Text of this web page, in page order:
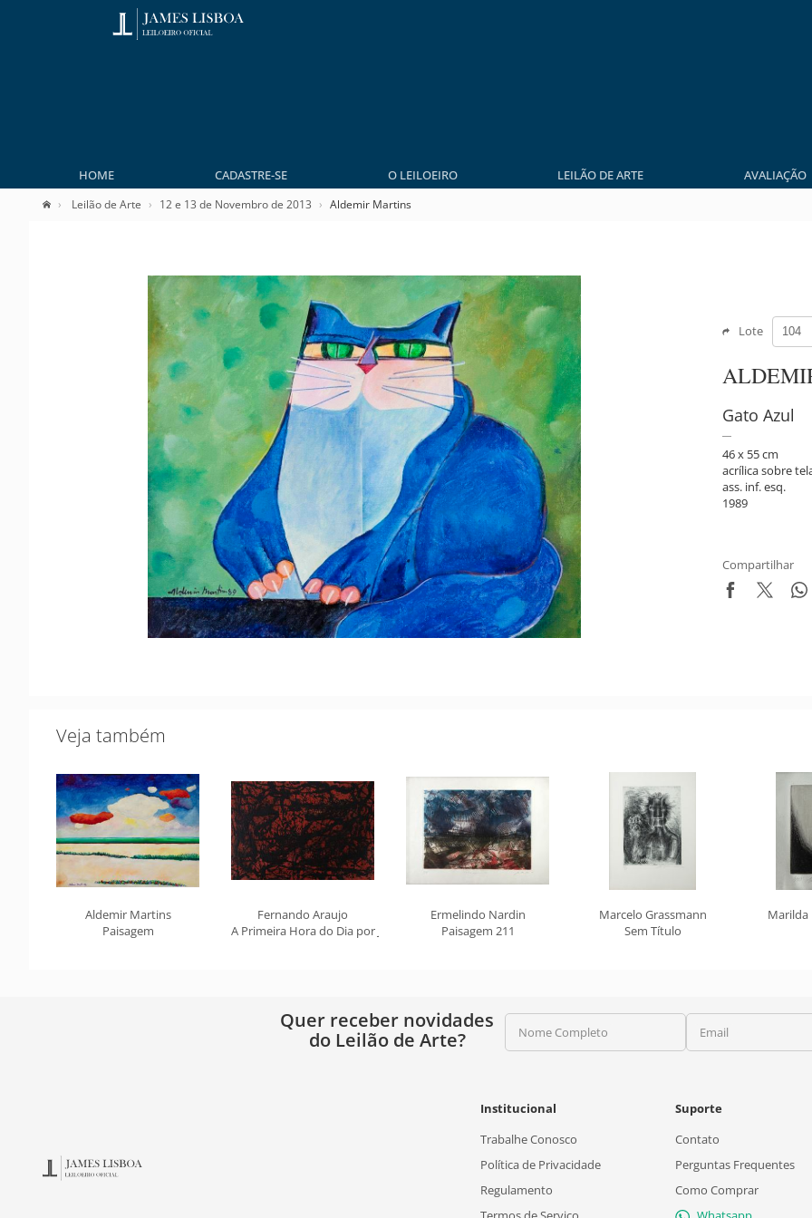
HOME CADASTRE-SE O LEILOEIRO LEILÃO DE ARTE AVALIAÇÃO
Leilão de Arte 12 e 13 de Novembro de 2013 Aldemir Martins
Lote
Gato Azul
46 x 55 cm
acrílica sobre
ass. inf. esq.
1989
Compartilhar
Veja também
Aldemir Martins
Paisagem
Fernando Araujo
A Primeira Hora do Dia por Jacob
Ermelindo Nardin
Paisagem 211
Marcelo Grassmann
Sem Título
Marilda
Quer receber novidades
do Leilão de Arte?
Nome Completo Email
Institucional
Trabalhe Conosco
Política de Privacidade
Regulamento
Suporte
Contato
Perguntas Frequentes
Como Comprar